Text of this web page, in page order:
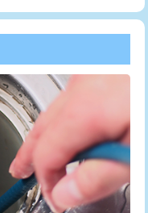
44,000円
+8,800円
11,000円~
+3,300円
33,000円
8,800円
11,000円